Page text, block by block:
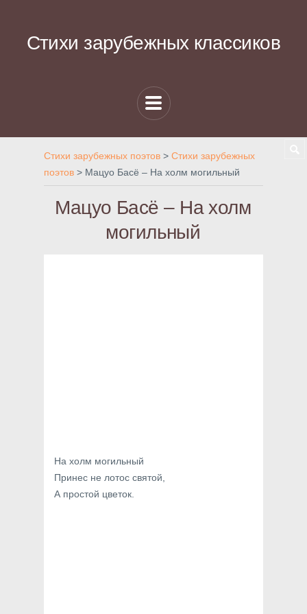
Стихи зарубежных классиков
Стихи зарубежных поэтов > Стихи зарубежных
поэтов > Мацуо Басё – На холм могильный
Мацуо Басё – На холм
могильный
На холм могильный
Принес не лотос святой,
А простой цветок.